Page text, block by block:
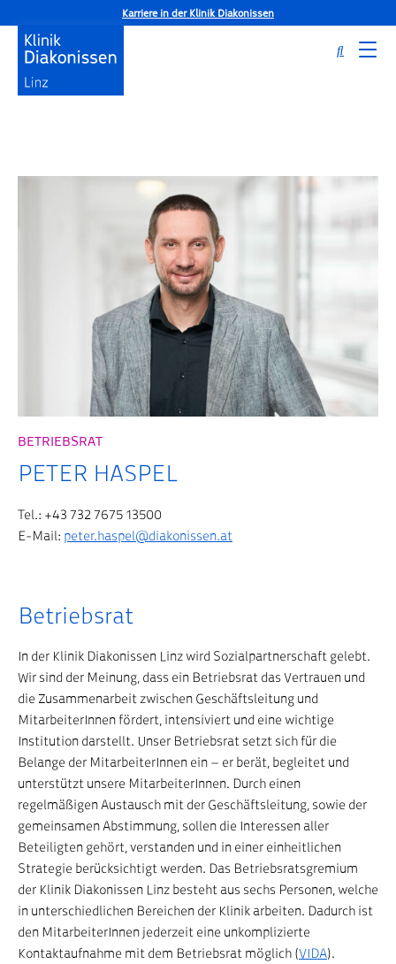
Karriere in der Klinik Diakonissen
Klinik
BETRIEBSRAT
PETER HASPEL
Tel.: +43 732 7675 13500
E-Mail: peter.haspel@diakonissen.at
Betriebsrat
In der Klinik Diakonissen Linz wird Sozialpartnerschaft gelebt.
Wir sind der Meinung, dass ein Betriebsrat das Vertrauen und
die Zusammenarbeit zwischen Geschäftsleitung und
MitarbeiterInnen fördert, intensiviert und eine wichtige
Institution darstellt. Unser Betriebsrat setzt sich für die
Belange der MitarbeiterInnen ein – er berät, begleitet und
unterstützt unsere MitarbeiterInnen. Durch einen
regelmäßigen Austausch mit der Geschäftsleitung, sowie der
gemeinsamen Abstimmung, sollen die Interessen aller
Beteiligten gehört, verstanden und in einer einheitlichen
Strategie berücksichtigt werden. Das Betriebsratsgremium
der Klinik Diakonissen Linz besteht aus sechs Personen, welche
in unterschiedlichen Bereichen der Klinik arbeiten. Dadurch ist
den MitarbeiterInnen jederzeit eine unkomplizierte
Kontaktaufnahme mit dem Betriebsrat möglich (VIDA).